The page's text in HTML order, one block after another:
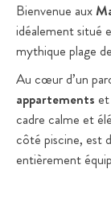
Bienvenue aux
idéalement situé
mythique plage
Au cœur d’un
appartements
cadre calme et
côté piscine, est
entièrement